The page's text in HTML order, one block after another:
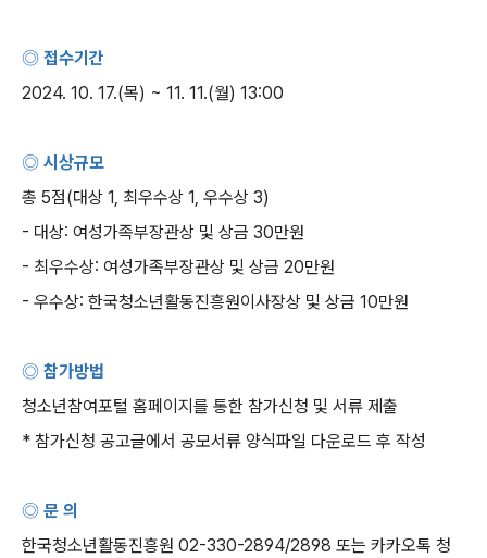
◎ 접수기간
2024. 10. 17.(목) ~ 11. 11.(월) 13:00
◎ 시상규모
총 5점(대상 1, 최우수상 1, 우수상 3)
- 대상: 여성가족부장관상 및 상금 30만원
- 최우수상: 여성가족부장관상 및 상금 20만원
- 우수상: 한국청소년활동진흥원이사장상 및 상금 10만원
◎ 참가방법
청소년참여포털 홈페이지를 통한 참가신청 및 서류 제출
* 참가신청 공고글에서 공모서류 양식파일 다운로드 후 작성
◎ 문 의
한국청소년활동진흥원 02-330-2894/2898 또는 카카오톡 청